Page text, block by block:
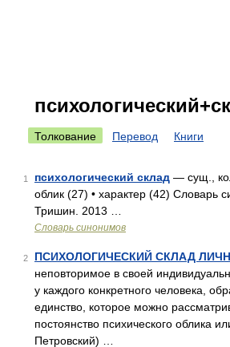
Толкование Перевод Книги
1 психологический склад — сущ.,
облик (27) • характер (42) Словарь
Тришин. 2013 …
Словарь синонимов
2 ПСИХОЛОГИЧЕСКИЙ СКЛАД
неповторимое в своей
у каждого конкретного человека,
единство, которое можно
постоянство психического облика
Петровский) …